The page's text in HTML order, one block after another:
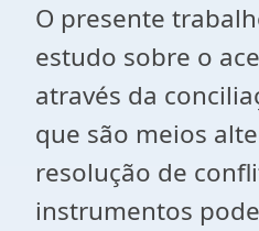
O presente
estudo sobre o
através da
que são meios
resolução de
instrumentos